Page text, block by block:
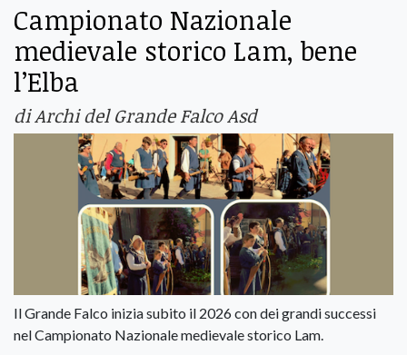
Campionato Nazionale
medievale storico Lam, bene
l’Elba
di Archi del Grande Falco Asd
Il Grande Falco inizia subito il 2026 con dei grandi successi
nel Campionato Nazionale medievale storico Lam.